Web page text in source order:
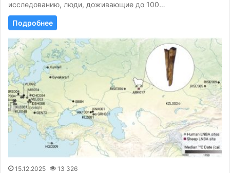
исследованию, люди, доживающие до 100…
Подробнее
15.12.2025 13 326